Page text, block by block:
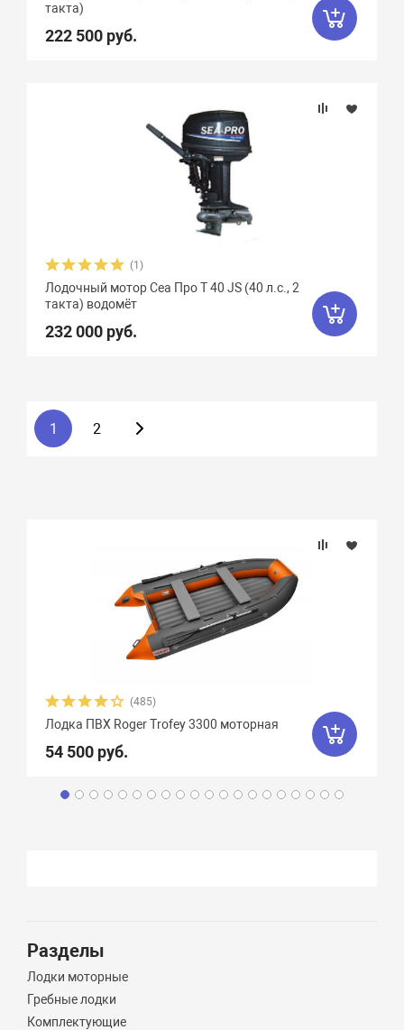
такта)
222 500 руб.
(1)
Лодочный мотор Сеа Про T 40 JS (40 л.с., 2
такта) водомёт
232 000 руб.
1 2
(485)
Лодка ПВХ Roger Trofey 3300 моторная
54 500 руб.
Разделы
Лодки моторные
Гребные лодки
Комплектующие